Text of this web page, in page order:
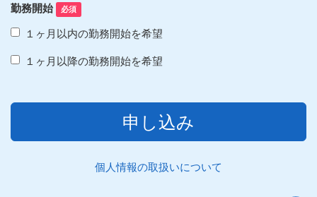
勤務開始 必須
１ヶ月以内の勤務開始を希望
１ヶ月以降の勤務開始を希望
申し込み
個人情報の取扱いについて